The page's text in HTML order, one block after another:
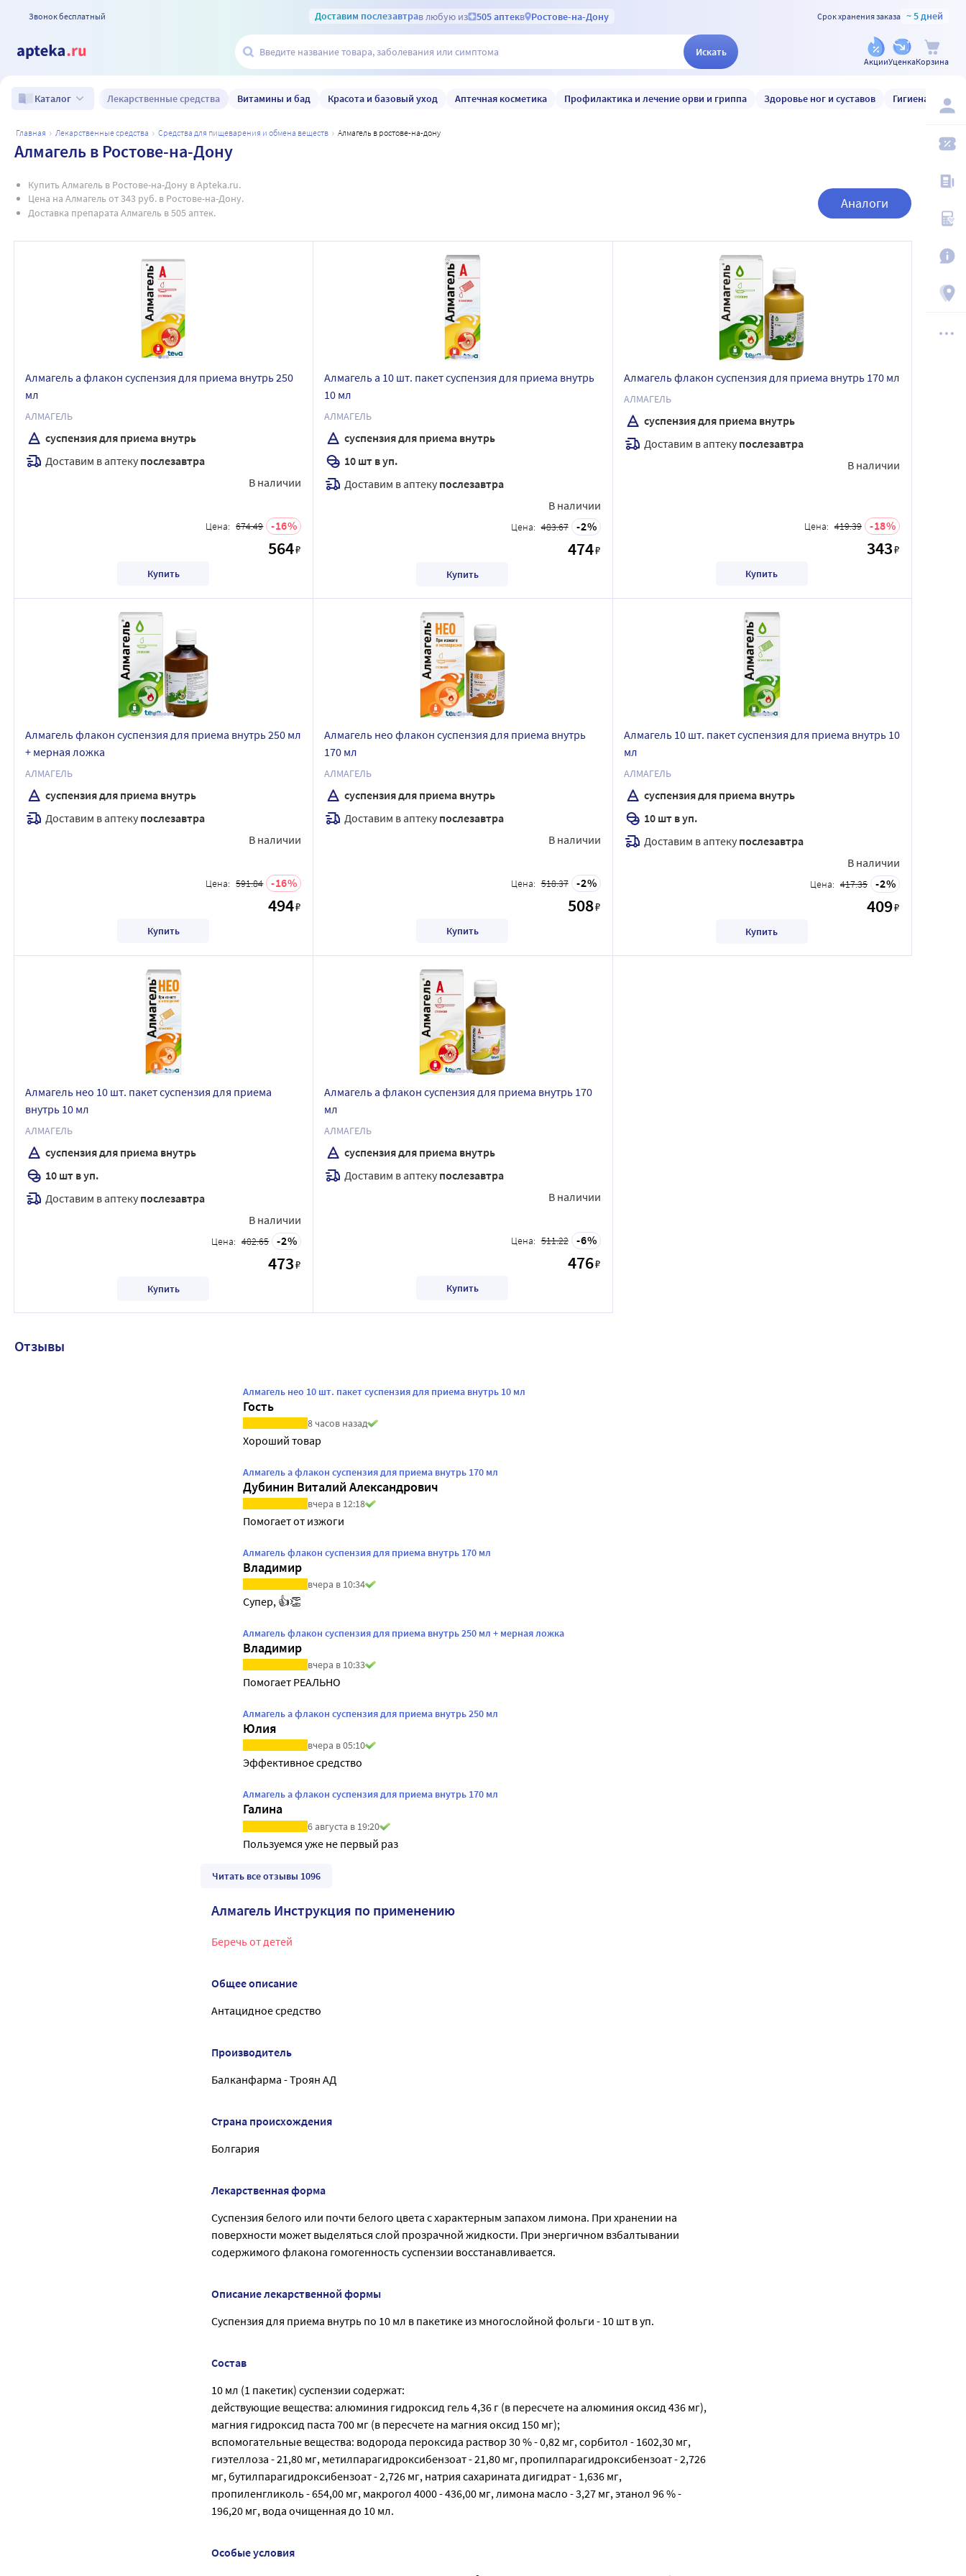
Звонок бесплатный Доставим послезавтрав любую из 505 аптекв Ростове-на-Дону Срок хранения заказа ~ 5 дней
Искать
АкцииУценкаКорзина
Каталог Лекарственные средства Витамины и бад Красота и базовый уход Аптечная косметика Профилактика и лечение орви и гриппа Здоровье ног и суставов Гигиена и уход
главная лекарственные средства средства для пищеварения и обмена веществ алмагель в ростове-на-дону
Алмагель в Ростове-на-Дону
Купить Алмагель в Ростове-на-Дону в Apteka.ru.
Цена на Алмагель от 343 руб. в Ростове-на-Дону.
Доставка препарата Алмагель в 505 аптек.
Аналоги
Алмагель а флакон суспензия для приема внутрь 250
мл
АЛМАГЕЛЬ
суспензия для приема внутрь
Доставим в аптеку послезавтра
В наличии
Цена: 674.49 16
564₽
Купить
Алмагель а 10 шт. пакет суспензия для приема внутрь
10 мл
АЛМАГЕЛЬ
суспензия для приема внутрь
10 шт в уп.
Доставим в аптеку послезавтра
В наличии
Цена: 483.67 2
474₽
Купить
Алмагель флакон суспензия для приема внутрь 170 мл
АЛМАГЕЛЬ
суспензия для приема внутрь
Доставим в аптеку послезавтра
В наличии
Цена: 419.39 18
343₽
Купить
Алмагель флакон суспензия для приема внутрь 250 мл
+ мерная ложка
АЛМАГЕЛЬ
суспензия для приема внутрь
Доставим в аптеку послезавтра
В наличии
Цена: 591.84 16
494₽
Купить
Алмагель нео флакон суспензия для приема внутрь
170 мл
АЛМАГЕЛЬ
суспензия для приема внутрь
Доставим в аптеку послезавтра
В наличии
Цена: 518.37 2
508₽
Купить
Алмагель 10 шт. пакет суспензия для приема внутрь 10
мл
АЛМАГЕЛЬ
суспензия для приема внутрь
10 шт в уп.
Доставим в аптеку послезавтра
В наличии
Цена: 417.35 2
409₽
Купить
Алмагель нео 10 шт. пакет суспензия для приема
внутрь 10 мл
АЛМАГЕЛЬ
суспензия для приема внутрь
10 шт в уп.
Доставим в аптеку послезавтра
В наличии
Цена: 482.65 2
473₽
Купить
Алмагель а флакон суспензия для приема внутрь 170
мл
АЛМАГЕЛЬ
суспензия для приема внутрь
Доставим в аптеку послезавтра
В наличии
Цена: 511.22 6
476₽
Купить
Отзывы
Алмагель нео 10 шт. пакет суспензия для приема внутрь 10 мл
Гость
8 часов назад
Хороший товар
Алмагель а флакон суспензия для приема внутрь 170 мл
Дубинин Виталий Александрович
вчера в 12:18
Помогает от изжоги
Алмагель флакон суспензия для приема внутрь 170 мл
Владимир
вчера в 10:34
Супер, 👍👏
Алмагель флакон суспензия для приема внутрь 250 мл + мерная ложка
Владимир
вчера в 10:33
Помогает РЕАЛЬНО
Алмагель а флакон суспензия для приема внутрь 250 мл
Юлия
вчера в 05:10
Эффективное средство
Алмагель а флакон суспензия для приема внутрь 170 мл
Галина
6 августа в 19:20
Пользуемся уже не первый раз
Читать все отзывы 1096
Алмагель Инструкция по применению
Беречь от детей
Общее описание
Антацидное средство
Производитель
Балканфарма - Троян АД
Страна происхождения
Болгария
Лекарственная форма
Суспензия белого или почти белого цвета с характерным запахом лимона. При хранении на
поверхности может выделяться слой прозрачной жидкости. При энергичном взбалтывании
содержимого флакона гомогенность суспензии восстанавливается.
Описание лекарственной формы
Суспензия для приема внутрь по 10 мл в пакетике из многослойной фольги - 10 шт в уп.
Состав
10 мл (1 пакетик) суспензии содержат:
действующие вещества: алюминия гидроксид гель 4,36 г (в пересчете на алюминия оксид 436 мг),
магния гидроксид паста 700 мг (в пересчете на магния оксид 150 мг);
вспомогательные вещества: водорода пероксида раствор 30 % - 0,82 мг, сорбитол - 1602,30 мг,
гиэтеллоза - 21,80 мг, метилпарагидроксибензоат - 21,80 мг, пропилпарагидроксибензоат - 2,726
мг, бутилпарагидроксибензоат - 2,726 мг, натрия сахарината дигидрат - 1,636 мг,
пропиленгликоль - 654,00 мг, мaкрогол 4000 - 436,00 мг, лимона масло - 3,27 мг, этанол 96 % -
196,20 мг, вода очищенная до 10 мл.
Особые условия